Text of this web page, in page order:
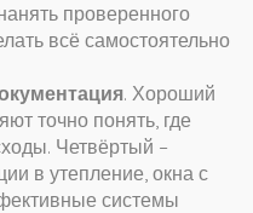
проверенного
всё самостоятельно
. Хороший
точно понять, где
Четвёртый –
в утепление, окна с
системы